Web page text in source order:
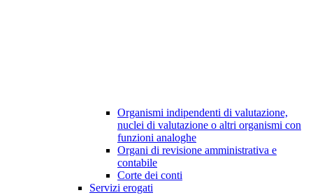
Organismi indipendenti di valutazione,
nuclei di valutazione o altri organismi con
funzioni analoghe
Organi di revisione amministrativa e
contabile
Corte dei conti
Servizi erogati